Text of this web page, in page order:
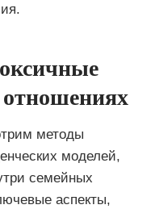
методы
моделей,
семейных
аспекты,